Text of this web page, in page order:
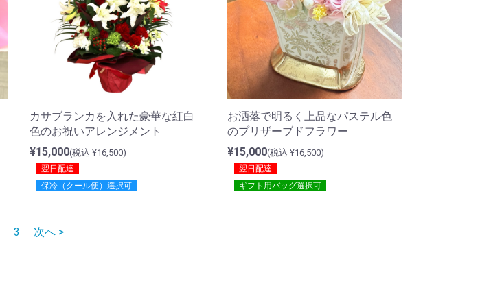
カサブランカを入れた豪華な紅白
色のお祝いアレンジメント
¥15,000(税込 ¥16,500)
翌日配達
保冷（クール便）選択可
お洒落で明るく上品なパステル色
のプリザーブドフラワー
¥15,000(税込 ¥16,500)
翌日配達
ギフト用バッグ選択可
3 次へ >